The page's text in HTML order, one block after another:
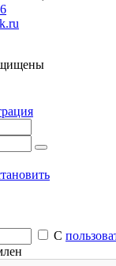
С